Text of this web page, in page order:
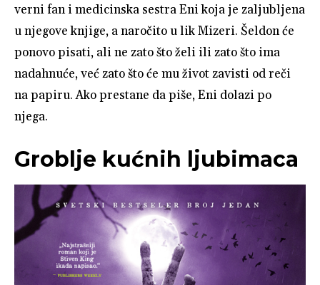
verni fan i medicinska sestra Eni koja je zaljubljena
u njegove knjige, a naročito u lik Mizeri. Šeldon će
ponovo pisati, ali ne zato što želi ili zato što ima
nadahnuće, već zato što će mu život zavisti od reči
na papiru. Ako prestane da piše, Eni dolazi po
njega.
Groblje kućnih ljubimaca